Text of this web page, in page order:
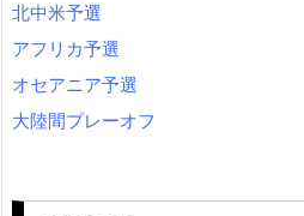
北中米予選
アフリカ予選
オセアニア予選
大陸間プレーオフ